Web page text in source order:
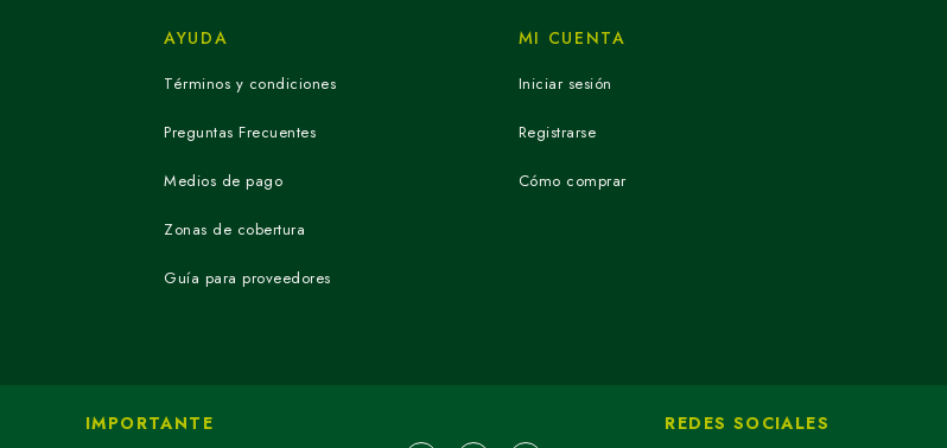
AYUDA
Términos y condiciones
Preguntas Frecuentes
Medios de pago
Zonas de cobertura
Guía para proveedores
MI CUENTA
Iniciar sesión
Registrarse
Cómo comprar
IMPORTANTE REDES SOCIALES